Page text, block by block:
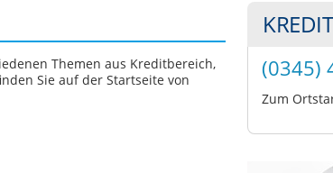
Themen aus Kreditbereich,
Sie auf der Startseite von
(0345)
Zum